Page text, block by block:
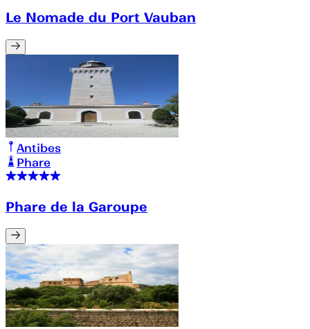
Le Nomade du Port Vauban
Antibes
Phare
Phare de la Garoupe